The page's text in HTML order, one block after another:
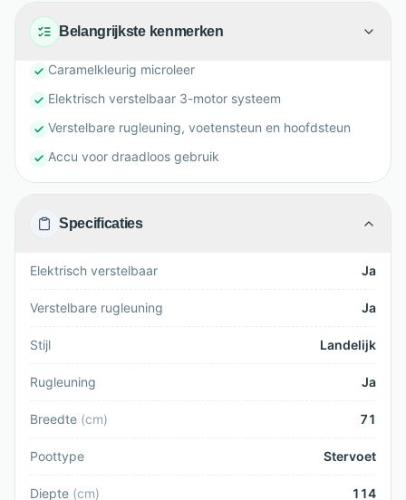
Belangrijkste kenmerken
Caramelkleurig microleer
Elektrisch verstelbaar 3-motor systeem
Verstelbare rugleuning, voetensteun en hoofdsteun
Accu voor draadloos gebruik
Specificaties
Elektrisch verstelbaar Ja
Verstelbare rugleuning Ja
Stijl Landelijk
Rugleuning Ja
Breedte (cm) 71
Poottype Stervoet
Diepte (cm) 114